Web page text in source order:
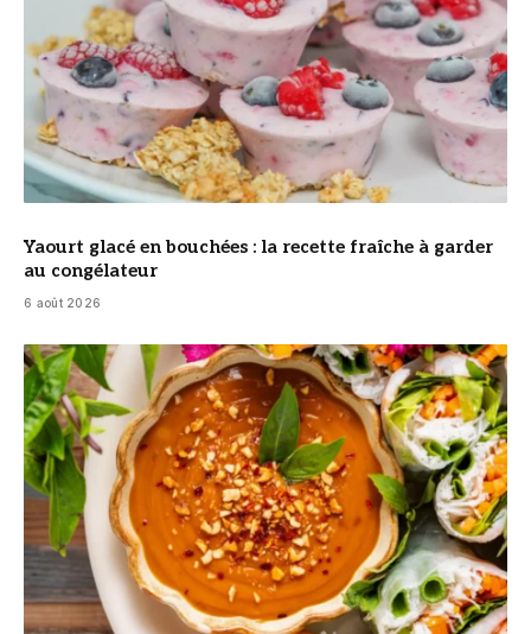
Yaourt glacé en bouchées : la recette fraîche à garder
au congélateur
6 août 2026
© DR